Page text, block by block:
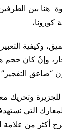
هنا بين
كورونا،
وكيفية
وإنْ كان حجم
التفجير”
وتحريك
التي تستهدف
أكثر من